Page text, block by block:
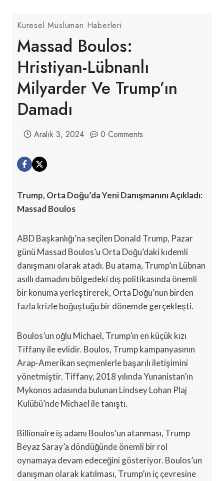
Küresel Müslüman Haberleri
Massad Boulos:
Hristiyan-Lübnanlı
Milyarder Ve Trump’ın
Damadı
Aralık 3, 2024 0 Comments
Trump, Orta Doğu’da Yeni Danışmanını Açıkladı:
Massad Boulos
ABD Başkanlığı’na seçilen Donald Trump, Pazar
günü Massad Boulos’u Orta Doğu’daki kıdemli
danışmanı olarak atadı. Bu atama, Trump’ın Lübnan
asıllı damadını bölgedeki dış politikasında önemli
bir konuma yerleştirerek, Orta Doğu’nun birden
fazla krizle boğuştuğu bir dönemde gerçekleşti.
Boulos’un oğlu Michael, Trump’ın en küçük kızı
Tiffany ile evlidir. Boulos, Trump kampanyasının
Arap-Amerikan seçmenlerle başarılı iletişimini
yönetmiştir. Tiffany, 2018 yılında Yunanistan’ın
Mykonos adasında bulunan Lindsey Lohan Plaj
Kulübü’nde Michael ile tanıştı.
Billionaire iş adamı Boulos’un atanması, Trump
Beyaz Saray’a döndüğünde önemli bir rol
oynamaya devam edeceğini gösteriyor. Boulos’un
danışman olarak katılması, Trump’ın iç çevresine